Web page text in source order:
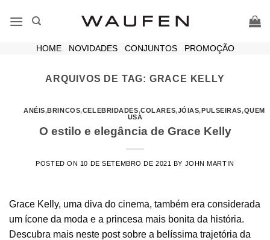
HOME| NOVIDADES| CONJUNTOS| PROMOÇÃO
ARQUIVOS DE TAG: GRACE KELLY
ANÉIS,BRINCOS,CELEBRIDADES,COLARES,JÓIAS,PULSEIRAS,QUEM
USA
O estilo e elegância de Grace Kelly
POSTED ON 10 DE SETEMBRO DE 2021 BY JOHN MARTIN
Grace Kelly, uma diva do cinema, também era considerada
um ícone da moda e a princesa mais bonita da história.
Descubra mais neste post sobre a belíssima trajetória da